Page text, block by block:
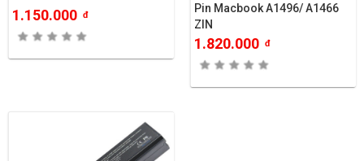
1.150.000 đ
Pin Macbook A1496/ A1466
ZIN
1.820.000 đ